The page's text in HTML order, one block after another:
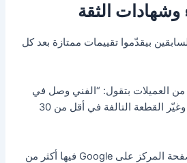
وشهادات الثقة
بيقدّموا تقييمات ممتازة بعد كل
من العميلات بتقول: “الفني وصل في
المعاد، وكان محترم جدًا، وغيّر القطعة التالفة في أقل من 30
، صفحة المركز على Google فيها أكثر من